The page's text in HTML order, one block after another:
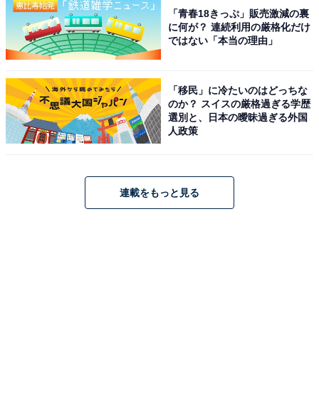
た1位は？
1 2
「青春18きっぷ」販売激減の裏
に何が？ 連続利用の厳格化だけ
ではない「本当の理由」
「移民」に冷たいのはどっちな
のか？ スイスの厳格過ぎる学歴
選別と、日本の曖昧過ぎる外国
人政策
連載をもっと見る